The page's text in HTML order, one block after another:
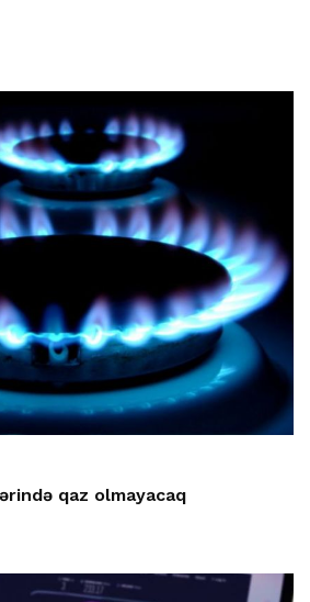
qaz olmayacaq